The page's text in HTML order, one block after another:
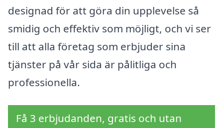
designad för att göra din upplevelse så
smidig och effektiv som möjligt, och vi ser
till att alla företag som erbjuder sina
tjänster på vår sida är pålitliga och
professionella.
Få 3 erbjudanden, gratis och utan